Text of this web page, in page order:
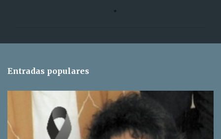
r
s
Entradas populares